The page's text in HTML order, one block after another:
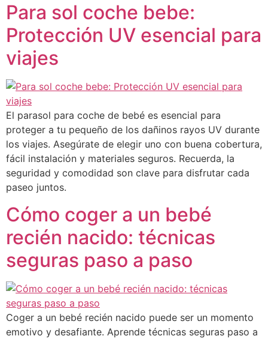
Para sol coche bebe:
Protección UV esencial para
viajes
El parasol para coche de bebé es esencial para
proteger a tu pequeño de los dañinos rayos UV durante
los viajes. Asegúrate de elegir uno con buena cobertura,
fácil instalación y materiales seguros. Recuerda, la
seguridad y comodidad son clave para disfrutar cada
paseo juntos.
Cómo coger a un bebé
recién nacido: técnicas
seguras paso a paso
Coger a un bebé recién nacido puede ser un momento
emotivo y desafiante. Aprende técnicas seguras paso a